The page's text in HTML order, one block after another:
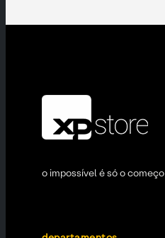
o impossível é só o começo